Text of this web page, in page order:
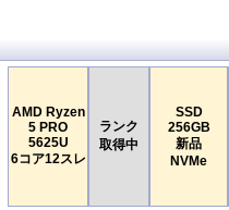
AMD Ryzen
5 PRO
5625U
6コア12スレ
ランク
取得中
SSD
256GB
新品
NVMe